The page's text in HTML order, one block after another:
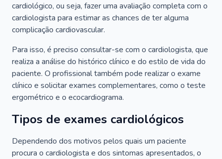
cardiológico, ou seja, fazer uma avaliação completa com o
cardiologista para estimar as chances de ter alguma
complicação cardiovascular.
Para isso, é preciso consultar-se com o cardiologista, que
realiza a análise do histórico clínico e do estilo de vida do
paciente. O profissional também pode realizar o exame
clínico e solicitar exames complementares, como o teste
ergométrico e o ecocardiograma.
Tipos de exames cardiológicos
Dependendo dos motivos pelos quais um paciente
procura o cardiologista e dos sintomas apresentados, o